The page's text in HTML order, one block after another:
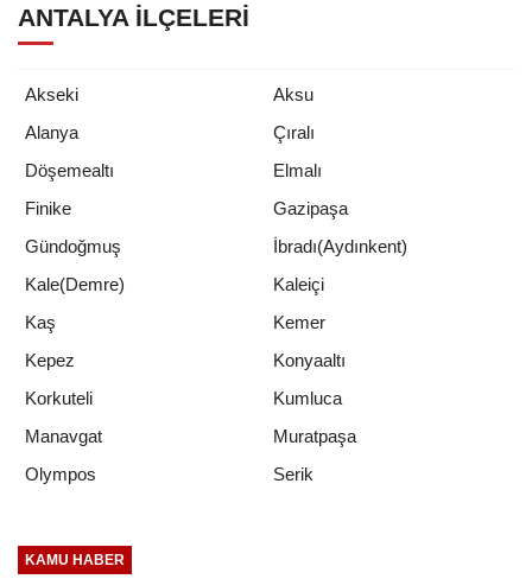
ANTALYA İLÇELERI
Akseki
Aksu
Alanya
Çıralı
Döşemealtı
Elmalı
Finike
Gazipaşa
Gündoğmuş
İbradı(Aydınkent)
Kale(Demre)
Kaleiçi
Kaş
Kemer
Kepez
Konyaaltı
Korkuteli
Kumluca
Manavgat
Muratpaşa
Olympos
Serik
KAMU HABER